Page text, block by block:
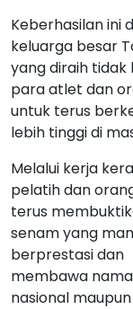
Keberhasilan ini
keluarga besar
yang diraih tidak
para atlet dan
untuk terus
lebih tinggi di
Melalui kerja
pelatih dan
terus
senam yang
berprestasi dan
membawa
nasional